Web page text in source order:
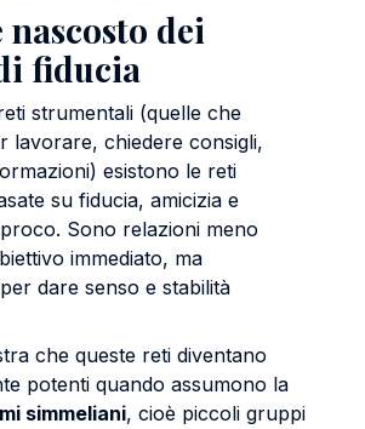
dei
fiducia
strumentali (quelle che
lavorare, chiedere consigli,
esistono le reti
su fiducia, amicizia e
Sono relazioni meno
immediato, ma
dare senso e stabilità
che queste reti diventano
potenti quando assumono la
simmeliani, cioè piccoli gruppi